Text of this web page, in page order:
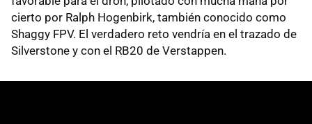
cierto por Ralph Hogenbirk, también conocido como
Shaggy FPV. El verdadero reto vendría en el trazado de
Silverstone y con el RB20 de Verstappen.